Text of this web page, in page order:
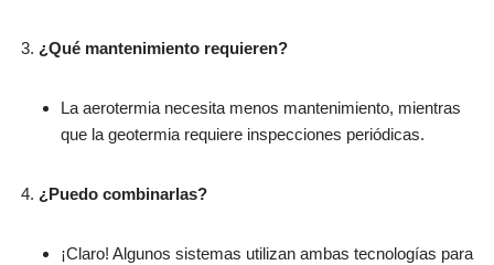
¿Qué mantenimiento requieren?
La aerotermia necesita menos mantenimiento, mientras
que la geotermia requiere inspecciones periódicas.
¿Puedo combinarlas?
¡Claro! Algunos sistemas utilizan ambas tecnologías para